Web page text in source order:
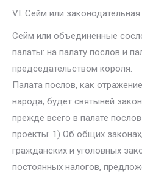
VI. Сейм или законодательная
Сейм или объединенные
палаты: на палату послов и
председательством короля.
Палата послов, как
народа, будет святыней
прежде всего в палате
проекты: 1) Об общих
гражданских и уголовных
постоянных налогов,